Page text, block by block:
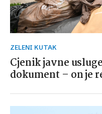
ZELENI KUTAK
Cjenik javne
dokument – on je